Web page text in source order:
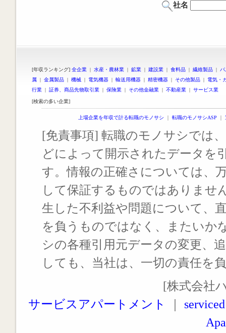
社名
[年収ランキング] 全企業 | 水産・農林業 | 鉱業 | 建設業 | 食料品 | 繊維製品 |
属 | 金属製品 | 機械 | 電気機器 | 輸送用機器 | 精密機器 | その他製品 | 電気・
行業 | 証券、商品先物取引業 | 保険業 | その他金融業 | 不動産業 | サービス業
[検索の多い企業]
上場企業を年収で計る転職のモノサシ ｜ 転職のモノサシASP ｜
[免責事項] 転職のモノサシでは
どによって開示されたデータを
す。情報の正確さについては、
して保証するものではありませ
生した不利益や問題について、
を負うものではなく、またいか
シの各種引用元データの変更、
しても、当社は、一切の責任を
[株式会社
サービスアパートメント